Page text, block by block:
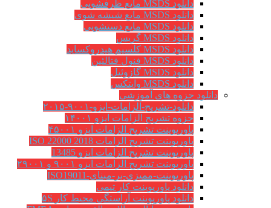
دانلود MSDS مایع ظرفشویی
دانلود MSDS مایع شیشه شوی
دانلود MSDS مایع دستشویی
دانلود MSDS گریس
دانلود MSDS کلسیم هیدروکساید
دانلود MSDS فنول فتالئین
دانلود MSDS گازوئیل
دانلود MSDS وایتکس
دانلود جزوه های آموزشی
دانلود-تشریح-الزامات-ایزو-۹۰۰۱-۲۰۱۵
جزوه تشریح الزامات ایزو ۱۴۰۰۱
پاورپوینت تشریح الزامات ایزو ۴۵۰۰۱
پاورپوینت تشریح الزامات ISO 22000 2018
پاورپوینت تشریح الزامات ایزو 13485
پاورپوینت تشریح الزامات ایزو ۹۰۰۱ و ۲۹۰۰۱
پاورپوینت-ممیزی-بر-مبنای-ISO19011
دانلود پاورپوینت کار تیمی
دانلود پاورپوینت آراستگی محیط کار ۵S